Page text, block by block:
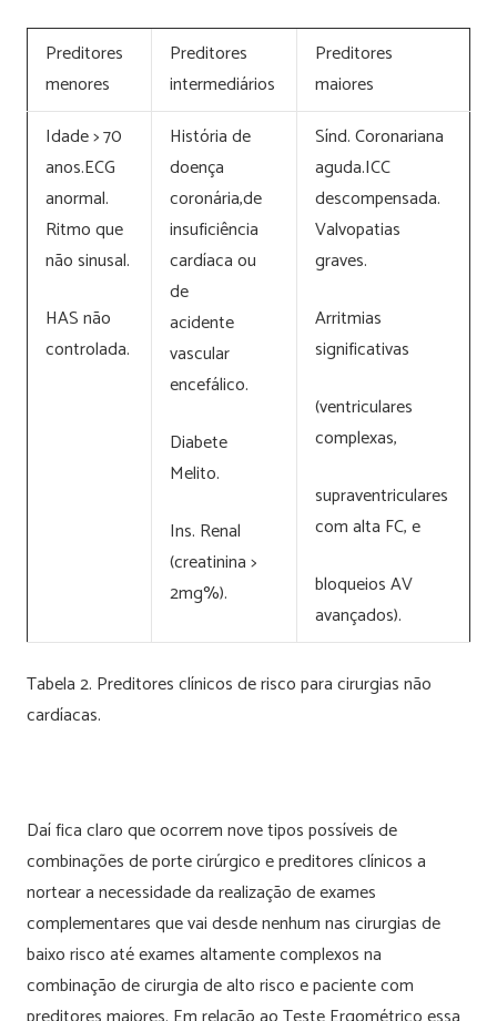
Preditores
menores
Preditores
intermediários
Preditores
maiores
Idade > 70
anos.ECG
anormal.
Ritmo que
não sinusal.
HAS não
controlada.
História de
doença
coronária,de
insuficiência
cardíaca ou
de
acidente
vascular
encefálico.
Diabete
Melito.
Ins. Renal
(creatinina >
2mg%).
Sínd. Coronariana
aguda.ICC
descompensada.
Valvopatias
graves.
Arritmias
significativas
(ventriculares
complexas,
supraventriculares
com alta FC, e
bloqueios AV
avançados).
Tabela 2. Preditores clínicos de risco para cirurgias não
cardíacas.
Daí fica claro que ocorrem nove tipos possíveis de
combinações de porte cirúrgico e preditores clínicos a
nortear a necessidade da realização de exames
complementares que vai desde nenhum nas cirurgias de
baixo risco até exames altamente complexos na
combinação de cirurgia de alto risco e paciente com